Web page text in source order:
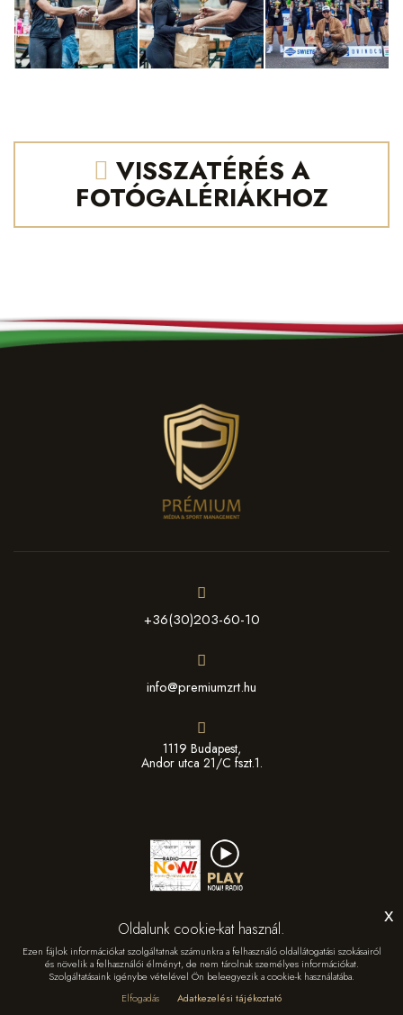
VISSZATÉRÉS A
FOTÓGALÉRIÁKHOZ
+36(30)203-60-10
info@premiumzrt.hu
1119 Budapest,
Andor utca 21/C fszt.1.
© Copyright2026 -Prémium Média & Sport Management Zrt.
Oldalunk cookie-kat használ.
Ezen fájlok információkat szolgáltatnak számunkra a felhasználó oldallátogatási szokásairól
és növelik a felhasználói élményt, de nem tárolnak személyes információkat.
Szolgáltatásaink igénybe vételével Ön beleegyezik a cookie-k használatába.
Elfogadás
Adatkezelési tájékoztató
x